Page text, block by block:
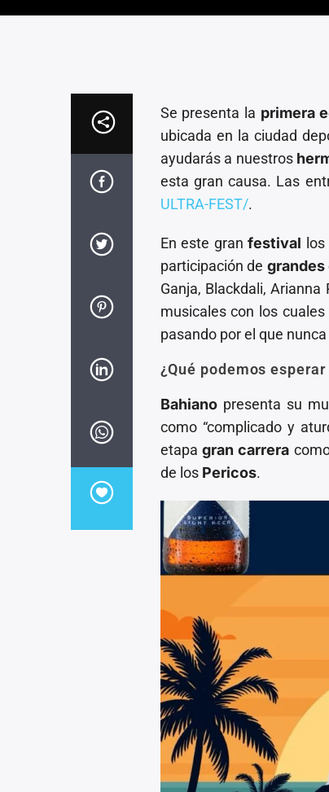
Se presenta la primera
ubicada en la ciudad
ayudarás a nuestros
esta gran causa. Las
ULTRA-FEST/.
En este gran festival
participación de
Ganja, Blackdali,
musicales con los
pasando por el que
¿Qué podemos
Bahianopresenta su
como “complicado y
etapa gran carrera
de los Pericos.